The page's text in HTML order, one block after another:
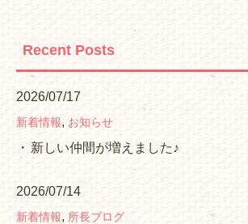
Recent Posts
2026/07/17
新着情報, お知らせ
新しい仲間が増えました♪
2026/07/14
新着情報, 所長ブログ